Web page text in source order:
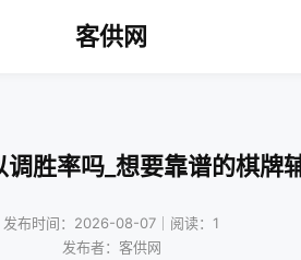
客供网
胜率吗_想要靠谱的棋牌
发布时间：2026-08-07｜阅读：1
发布者：客供网